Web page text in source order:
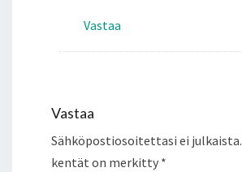
Vastaa
Vastaa
Sähköpostiosoitettasi ei julkaista.
kentät on merkitty *